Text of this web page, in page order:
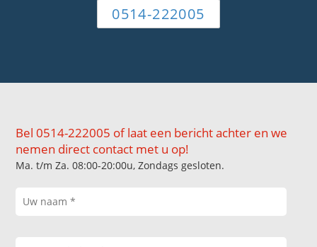
0514-222005
Bel 0514-222005 of laat een bericht achter en we
nemen direct contact met u op!
Ma. t/m Za. 08:00-20:00u, Zondags gesloten.